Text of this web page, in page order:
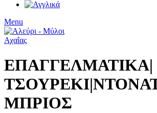
Menu
ΕΠΑΓΓΕΛΜΑΤΙΚΑ|
ΜΠΡΙΟΣ